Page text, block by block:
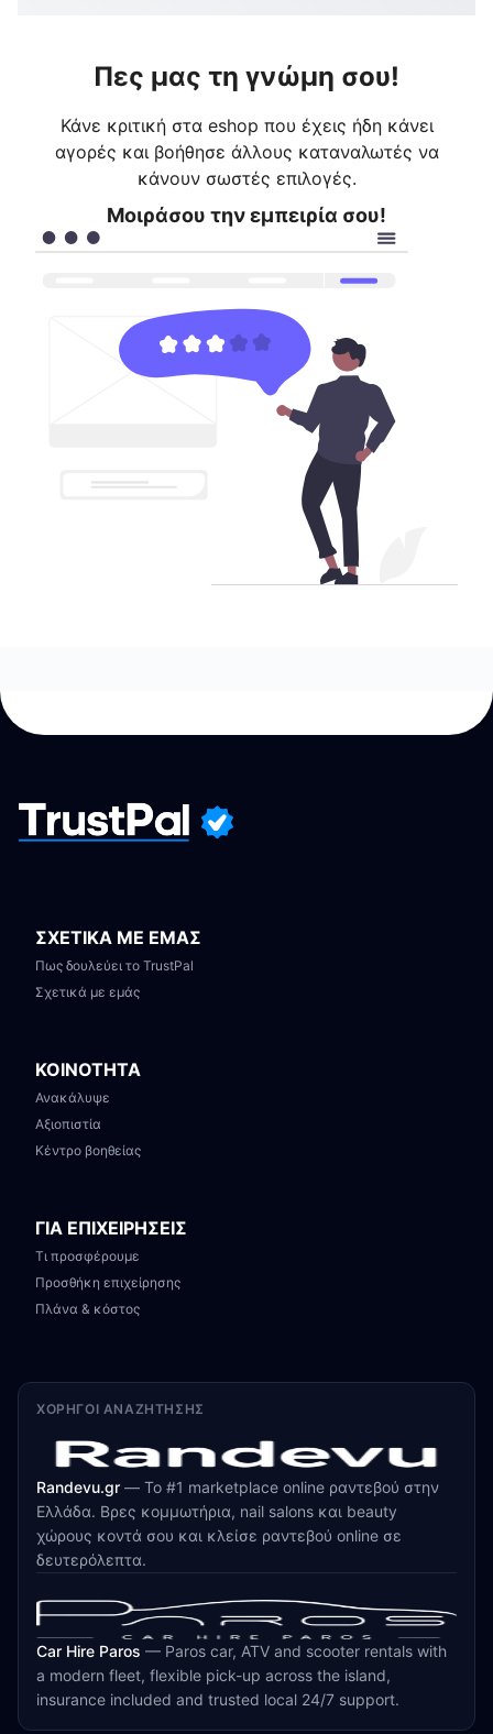
Πες μας τη γνώμη σου!
Κάνε κριτική στα eshop που έχεις ήδη κάνει
αγορές και βοήθησε άλλους καταναλωτές να
κάνουν σωστές επιλογές.
Μοιράσου την εμπειρία σου!
ΣΧΕΤΙΚΑ ΜΕ ΕΜΑΣ
Πως δουλεύει το TrustPal
Σχετικά με εμάς
ΚΟΙΝΟΤΗΤΑ
Ανακάλυψε
Αξιοπιστία
Κέντρο βοηθείας
ΓΙΑ ΕΠΙΧΕΙΡΗΣΕΙΣ
Τι προσφέρουμε
Προσθήκη επιχείρησης
Πλάνα & κόστος
ΧΟΡΗΓΟΊ ΑΝΑΖΉΤΗΣΗΣ
Randevu.gr — Το #1 marketplace online ραντεβού στην
Ελλάδα. Βρες κομμωτήρια, nail salons και beauty
χώρους κοντά σου και κλείσε ραντεβού online σε
δευτερόλεπτα.
Car Hire Paros — Paros car, ATV and scooter rentals with
a modern fleet, flexible pick-up across the island,
insurance included and trusted local 24/7 support.